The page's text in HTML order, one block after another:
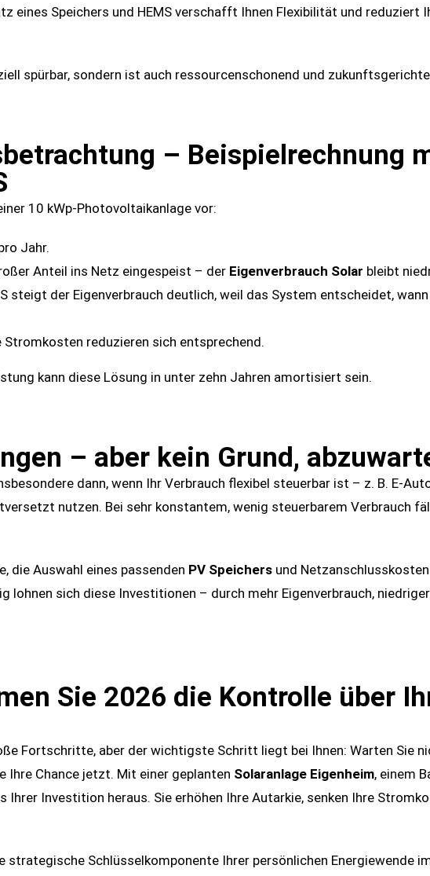
eines Speichers und HEMS verschafft Ihnen Flexibilität und reduziert
spürbar, sondern ist auch ressourcenschonend und
– Beispielrechnung
10 kWp-Photovoltaikanlage vor:
Jahr.
Anteil ins Netz eingespeist – der Eigenverbrauch Solar bleibt
steigt der Eigenverbrauch deutlich, weil das System entscheidet,
Stromkosten reduzieren sich entsprechend.
kann diese Lösung in unter zehn Jahren amortisiert sein.
– aber kein Grund,
dann, wenn Ihr Verbrauch flexibel steuerbar ist – z. B. E-
nutzen. Bei sehr konstantem, wenig steuerbarem Verbrauch
die Auswahl eines passenden PV Speichers und
lohnen sich diese Investitionen – durch mehr Eigenverbrauch,
Sie 2026 die Kontrolle über
Fortschritte, aber der wichtigste Schritt liegt bei Ihnen: Warten Sie
Ihre Chance jetzt. Mit einer geplanten Solaranlage Eigenheim, einem
Ihrer Investition heraus. Sie erhöhen Ihre Autarkie, senken Ihre
strategische Schlüsselkomponente Ihrer persönlichen Energiewende